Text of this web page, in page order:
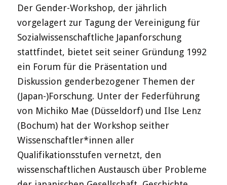
Der Gender-Workshop, der jährlich
vorgelagert zur Tagung der Vereinigung für
Sozialwissenschaftliche Japanforschung
stattfindet, bietet seit seiner Gründung 1992
ein Forum für die Präsentation und
Diskussion genderbezogener Themen der
(Japan-)Forschung. Unter der Federführung
von Michiko Mae (Düsseldorf) und Ilse Lenz
(Bochum) hat der Workshop seither
Wissenschaftler*innen aller
Qualifikationsstufen vernetzt, den
wissenschaftlichen Austausch über Probleme